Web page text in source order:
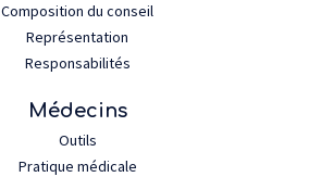
Composition du conseil
Représentation
Responsabilités
Médecins
Outils
Pratique médicale